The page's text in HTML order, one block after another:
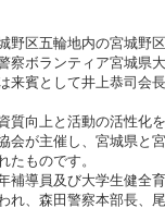
野区五輪地内の宮城野
察ボランティア宮城県
来賓として井上恭司会
質向上と活動の活性化
会が主催し、宮城県と
たものです。
導員及び大学生健全
れ、森田警察本部長、